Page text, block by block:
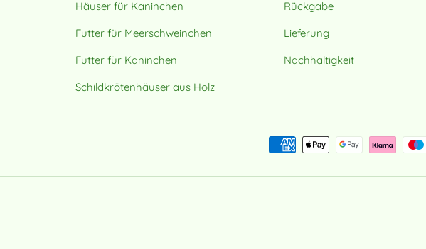
Häuser für Kaninchen
Futter für Meerschweinchen
Futter für Kaninchen
Schildkrötenhäuser aus Holz
Rückgabe
Lieferung
Nachhaltigkeit